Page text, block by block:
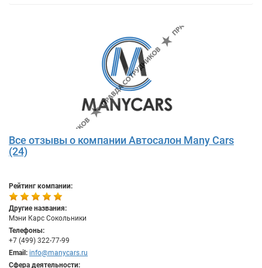
Все отзывы о компании Автосалон Many Cars
(24)
Рейтинг компании:
Другие названия:
Мэни Карс Сокольники
Телефоны:
+7 (499) 322-77-99
Email: info@manycars.ru
Сфера деятельности: